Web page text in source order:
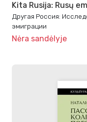
Kita Rusija: Rusų
Другая Россия:
эмиграции
Nėra sandėlyje